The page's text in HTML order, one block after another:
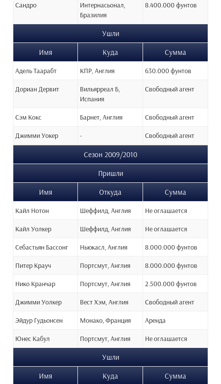
Сандро
Интернасьонал,
Бразилия
8.400.000 фунтов
Ушли
Имя
Куда Сумма
Адель Таарабт КПР, Англия 630.000 фунтов
Дориан Дервит
Вильярреал Б,
Испания
Свободный агент
Сэм Кокс Барнет, Англия Свободный агент
Джимми Уокер - Свободный агент
Сезон 2009/2010
Пришли
Имя
Откуда Сумма
Кайл Нотон Шеффилд, Англия Не оглашается
Кайл Уолкер Шеффилд, Англия Не оглашается
Себастьян Бассонг Ньюкасл, Англия 8.000.000 фунтов
Питер Крауч Портсмут, Англия 8.000.000 фунтов
Нико Кранчар Портсмут, Англия 2.500.000 фунтов
Джимми Уолкер Вест Хэм, Англия Свободный агент
Эйдур Гудьонсен Монако, Франция Аренда
Юнес Кабул Портсмут, Англия Не оглашается
Ушли
Имя
Куда Сумма